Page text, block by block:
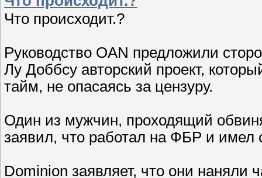
Что происходит.?
Руководство OAN предложили
Лу Доббсу авторский проект,
тайм, не опасаясь за цензуру.
Один из мужчин, проходящий
заявил, что работал на ФБР и имел
Dominion заявляет, что они наняли